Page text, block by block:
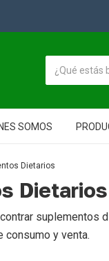
SOMOS
Dietarios
Dietarios
suplementos
y venta.